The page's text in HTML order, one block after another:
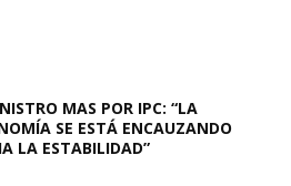
MAS POR IPC: “LA
SE ESTÁ ENCAUZANDO
LA ESTABILIDAD”